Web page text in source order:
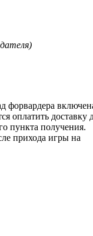
форвардера
оплатить доставку
пункта получения.
прихода игры на